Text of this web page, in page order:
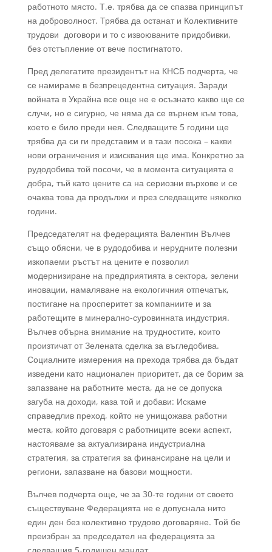
работното място. Т.е. трябва да се спазва принципът
на доброволност. Трябва да останат и Колективните
трудови договори и то с извоюваните придобивки,
без отстъпление от вече постигнатото.
Пред делегатите президентът на КНСБ подчерта, че
се намираме в безпрецедентна ситуация. Заради
войната в Украйна все още не е осъзнато какво ще се
случи, но е сигурно, че няма да се върнем към това,
което е било преди нея. Следващите 5 години ще
трябва да си ги представим и в тази посока – какви
нови ограничения и изисквания ще има. Конкретно за
рудодобива той посочи, че в момента ситуацията е
добра, тъй като цените са на сериозни върхове и се
очаква това да продължи и през следващите няколко
години.
Председателят на федерацията Валентин Вълчев
също обясни, че в рудодобива и нерудните полезни
изкопаеми ръстът на цените е позволил
модернизиране на предприятията в сектора, зелени
иновации, намаляване на екологичния отпечатък,
постигане на просперитет за компаниите и за
работещите в минерално-суровинната индустрия.
Вълчев обърна внимание на трудностите, които
произтичат от Зелената сделка за въгледобива.
Социалните измерения на прехода трябва да бъдат
изведени като национален приоритет, да се борим за
запазване на работните места, да не се допуска
загуба на доходи, каза той и добави: Искаме
справедлив преход, който не унищожава работни
места, който договаря с работниците всеки аспект,
настояваме за актуализирана индустриална
стратегия, за стратегия за финансиране на цели и
региони, запазване на базови мощности.
Вълчев подчерта още, че за 30-те години от своето
съществуване Федерацията не е допуснала нито
един ден без колективно трудово договаряне. Той бе
преизбран за председател на федерацията за